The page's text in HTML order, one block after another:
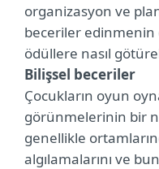
organizasyon ve
beceriler edinmenin
ödüllere nasıl
Bilişsel beceriler
Çocukların oyun
görünmelerinin bir
genellikle
algılamalarını ve